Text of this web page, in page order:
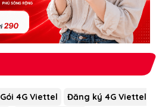
Gói 4G Viettel
Đăng ký 4G Viettel